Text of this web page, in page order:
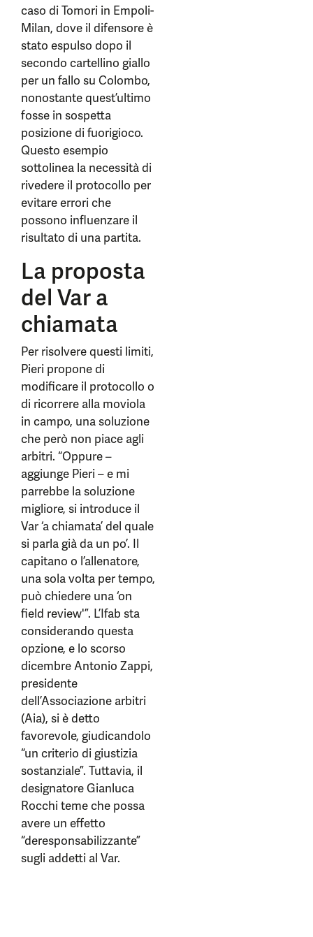
caso di Tomori in Empoli-
Milan, dove il difensore è
stato espulso dopo il
secondo cartellino giallo
per un fallo su Colombo,
nonostante quest’ultimo
fosse in sospetta
posizione di fuorigioco.
Questo esempio
sottolinea la necessità di
rivedere il protocollo per
evitare errori che
possono influenzare il
risultato di una partita.
La proposta
del Var a
chiamata
Per risolvere questi limiti,
Pieri propone di
modificare il protocollo o
di ricorrere alla moviola
in campo, una soluzione
che però non piace agli
arbitri. “Oppure –
aggiunge Pieri – e mi
parrebbe la soluzione
migliore, si introduce il
Var ‘a chiamata’ del quale
si parla già da un po’. Il
capitano o l’allenatore,
una sola volta per tempo,
può chiedere una ‘on
field review'”. L’Ifab sta
considerando questa
opzione, e lo scorso
dicembre Antonio Zappi,
presidente
dell’Associazione arbitri
(Aia), si è detto
favorevole, giudicandolo
“un criterio di giustizia
sostanziale”. Tuttavia, il
designatore Gianluca
Rocchi teme che possa
avere un effetto
“deresponsabilizzante”
sugli addetti al Var.